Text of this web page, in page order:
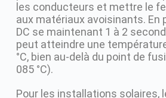
les conducteurs et mettre le
aux matériaux avoisinants. En
DC se maintenant 1 à 2
peut atteindre une
°C, bien au-delà du point de
085 °C).
Pour les installations solaires,